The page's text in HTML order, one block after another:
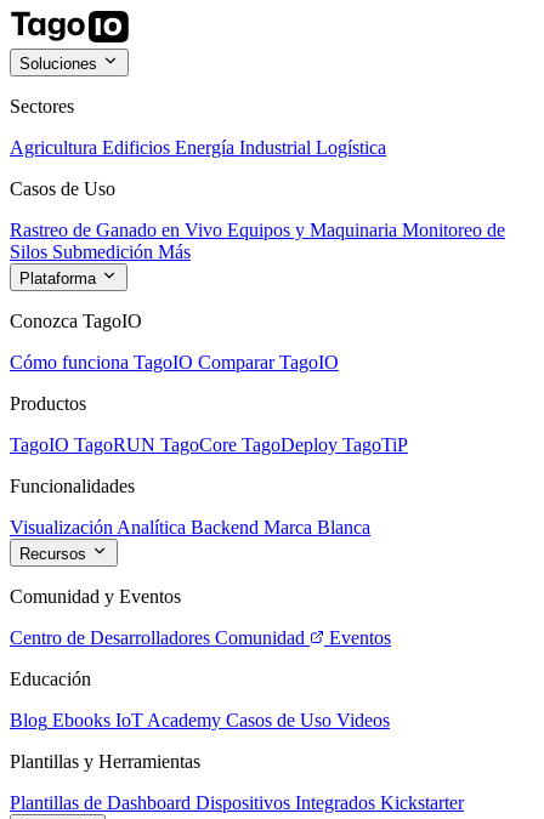
Soluciones
Sectores
Agricultura Edificios Energía Industrial Logística
Casos de Uso
Rastreo de Ganado en Vivo Equipos y Maquinaria Monitoreo de
Silos Submedición Más
Plataforma
Conozca TagoIO
Cómo funciona TagoIO Comparar TagoIO
Productos
TagoIO TagoRUN TagoCore TagoDeploy TagoTiP
Funcionalidades
Visualización Analítica Backend Marca Blanca
Recursos
Comunidad y Eventos
Centro de Desarrolladores Comunidad
Eventos
Educación
Blog Ebooks IoT Academy Casos de Uso Videos
Plantillas y Herramientas
Plantillas de Dashboard Dispositivos Integrados Kickstarter